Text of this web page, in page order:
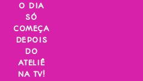
Skip
content
O DIA
SÓ
COMEÇA
DEPOIS
DO
ATELIÊ
NA TV!